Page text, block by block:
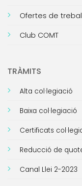
Ofertes de
Club COMT
TRÀMITS
Alta col·legiació
Baixa col·legiació
Certificats
Reducció de
Canal Llei 2-2023